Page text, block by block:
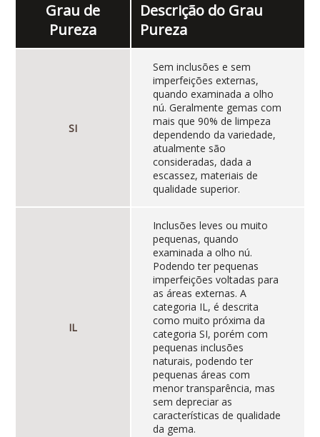
Grau de
Pureza
Descrição do Grau
Pureza
SI
Sem inclusões e sem
imperfeições externas,
quando examinada a olho
nú. Geralmente gemas com
mais que 90% de limpeza
dependendo da variedade,
atualmente são
consideradas, dada a
escassez, materiais de
qualidade superior.
IL
Inclusões leves ou muito
pequenas, quando
examinada a olho nú.
Podendo ter pequenas
imperfeições voltadas para
as áreas externas. A
categoria IL, é descrita
como muito próxima da
categoria SI, porém com
pequenas inclusões
naturais, podendo ter
pequenas áreas com
menor transparência, mas
sem depreciar as
características de qualidade
da gema.